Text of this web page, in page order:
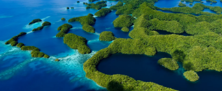
INFRAESTRUCTURA
Conexión Remote
Integra los RR. HH. en tus flujos de trabajo sin
complicaciones.
Plataforma
empresas en crecimiento.
Mediana empresa
Amplía tu equipo con soluciones de RR. HH.
personalizadas.
Empresa
RR. HH. globales para grandes empresas.
APRENDIZAJE CON REMOTE
Guías y recursos
Casos prácticos
Glosario de RR. HH.
Listas de verificación y plantillas
Español
Italiano
Português (Portugal)